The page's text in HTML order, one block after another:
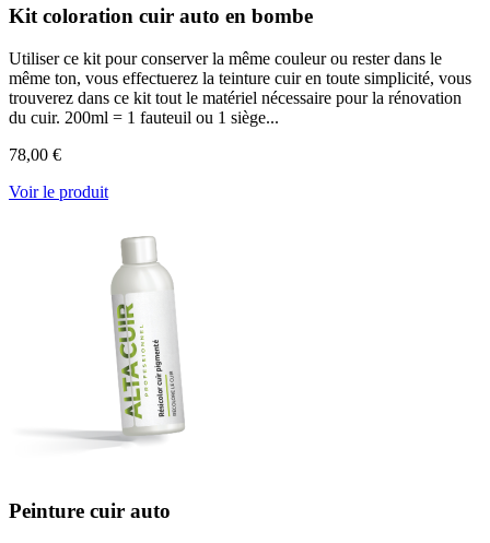
Kit coloration cuir auto en bombe
Utiliser ce kit pour conserver la même couleur ou rester dans le
même ton, vous effectuerez la teinture cuir en toute simplicité, vous
trouverez dans ce kit tout le matériel nécessaire pour la rénovation
du cuir. 200ml = 1 fauteuil ou 1 siège...
78,00 €
Voir le produit
Peinture cuir auto